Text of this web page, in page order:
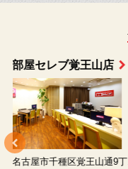
部屋セレブ上小田井店
名古屋市西区八筋町277 ...